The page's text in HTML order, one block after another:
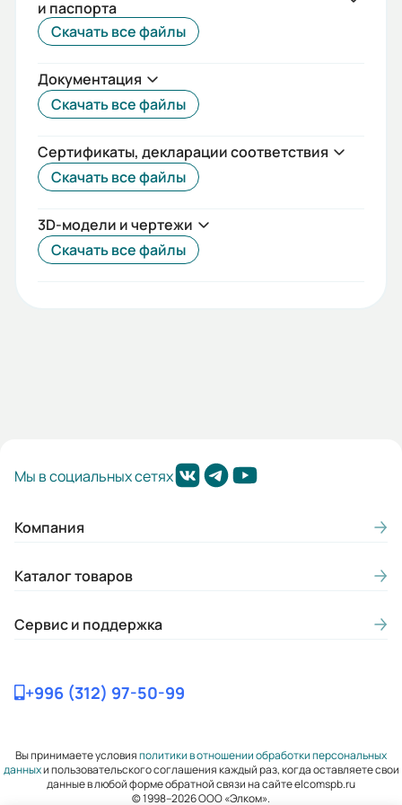
Нет
7
Габариты (ШхВхГ, м):
0.15x0.225x0.22
и паспорта
Скачать все файлы
Документация
Скачать все файлы
Сертификаты, декларации соответствия
Скачать все файлы
3D-модели и чертежи
Скачать все файлы
Мы в социальных сетях
Компания
Каталог товаров
Сервис и поддержка
+996 (312) 97-50-99
Вы принимаете условияполитики в отношении обработки персональных
данныхи пользовательского соглашения каждый раз, когда оставляете свои
данные в любой форме обратной связи на сайте elcomspb.ru
© 1998–2026 ООО «Элком».